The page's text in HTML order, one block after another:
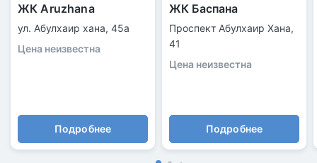
ЖК Aruzhana
ул. Абулхаир хана, 45а
Цена неизвестна
Подробнее
ЖК Баспана
Проспект Абулхаир Хана,
41
Цена неизвестна
Подробнее